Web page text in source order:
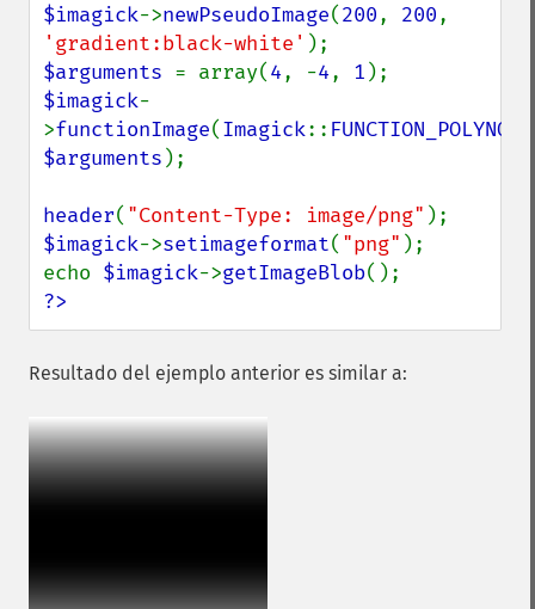
$imagick->newPseudoImage(200, 200
'gradient:black-white'
$arguments = array(4, -4, 1
$imagick-
>functionImage(Imagick::
$arguments );
header( "Content-Type: image/png"
$imagick->setimageformat( "png" );
echo $imagick->getImageBlob
?>
Resultado del ejemplo anterior es similar a: